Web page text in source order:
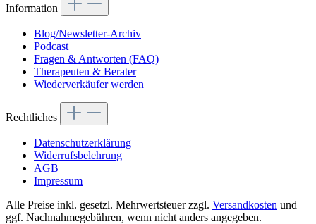
Information
Blog/Newsletter-Archiv
Podcast
Fragen & Antworten (FAQ)
Therapeuten & Berater
Wiederverkäufer werden
Rechtliches
Datenschutzerklärung
Widerrufsbelehrung
AGB
Impressum
Alle Preise inkl. gesetzl. Mehrwertsteuer zzgl. Versandkosten und
ggf. Nachnahmegebühren, wenn nicht anders angegeben.